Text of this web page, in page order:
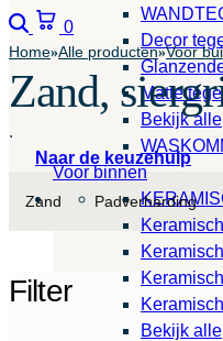
Decor
Matte
Bekijk alle
Voor binnen
Bekijk alle
Zoeken
0 Winkelwagen
Home»Alle producten»Voor
Zand,
.
Naar de keuzehulp
Zand Padverharding
Filter